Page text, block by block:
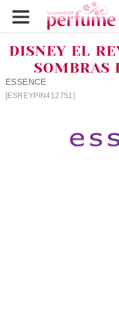
DISNEY EL
SOMBRAS
ESSENCE
[ESREYPIN412751]